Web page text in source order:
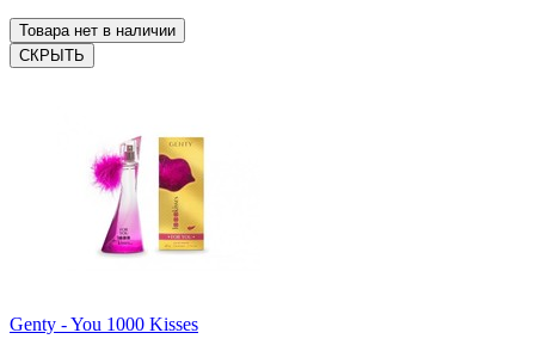
Товара нет в наличии
СКРЫТЬ
Genty - You 1000 Kisses